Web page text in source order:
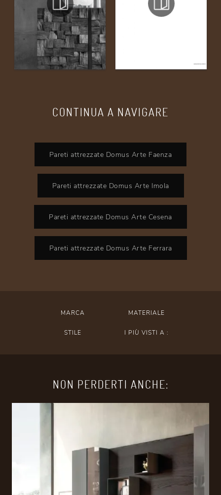
CONTINUA A NAVIGARE
Pareti attrezzate Domus Arte Faenza
Pareti attrezzate Domus Arte Imola
Pareti attrezzate Domus Arte Cesena
Pareti attrezzate Domus Arte Ferrara
MARCA MATERIALE
STILE I PIÙ VISTI A :
NON PERDERTI ANCHE: